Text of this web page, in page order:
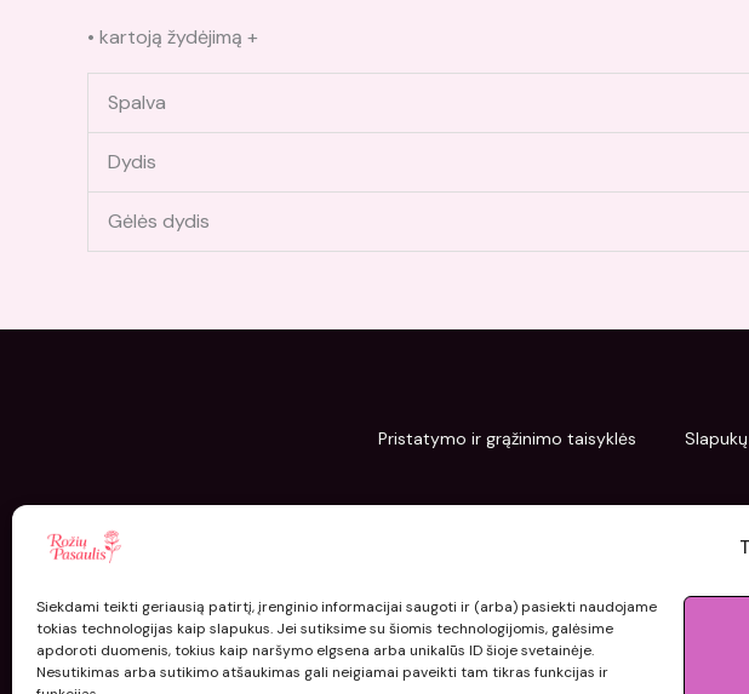
Siekdami teikti geriausią patirtį, įrenginio informacijai saugoti ir (arba) pasiekti naudojame
tokias technologijas kaip slapukus. Jei sutiksime su šiomis technologijomis, galėsime
apdoroti duomenis, tokius kaip naršymo elgsena arba unikalūs ID šioje svetainėje.
Nesutikimas arba sutikimo atšaukimas gali neigiamai paveikti tam tikras funkcijas ir
• kartoją žydėjimą +
Spalva
Dydis
Gėlės dydis
Pristatymo ir grąžinimo taisyklės